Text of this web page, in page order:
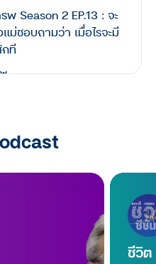
พ Season 2 EP.13 : จะ
ม่ชอบถามว่า เมื่อไรจะมี
ที
เก็บตัวเอง พึ่งสวัสดิการ
Season 2 EP.11 : ลูก
… เมื่อ ‘มะเร็ง’ ไม่ได้
ยกาย แต่พ่อแม่กำลังหมด
ชีวิ